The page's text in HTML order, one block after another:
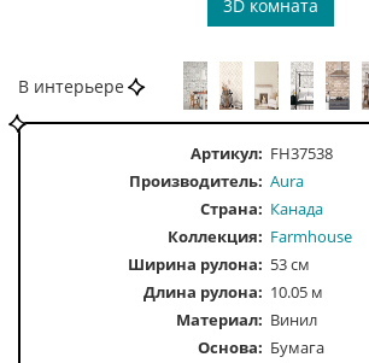
3D комната
В интерьере
Артикул: FH37538
Производитель: Aura
Страна: Канада
Коллекция: Farmhouse
Ширина рулона: 53 см
Длина рулона: 10.05 м
Материал: Винил
Основа: Бумага